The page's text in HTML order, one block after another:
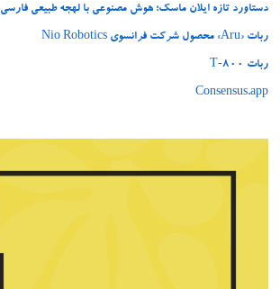
دستاورد تازه ایلان ماسک؛ هوش مصنوعی با لهجه طبیعی فارسی
ربات «Aru» محصول شرکت فرانسوی Nio Robotics
ربات T‑800
Consensus.app